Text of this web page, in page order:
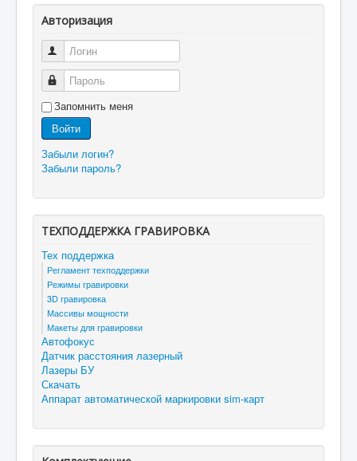
Авторизация
Логин
Пароль
Запомнить меня
Войти
Забыли логин?
Забыли пароль?
ТЕХПОДДЕРЖКА ГРАВИРОВКА
Тех поддержка
Регламент техподдержки
Режимы гравировки
3D гравировка
Массивы мощности
Макеты для гравировки
Автофокус
Датчик расстояния лазерный
Лазеры БУ
Скачать
Аппарат автоматической маркировки sim-карт